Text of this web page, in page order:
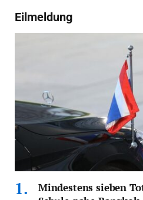
Eilmeldung
Mindestens sieben